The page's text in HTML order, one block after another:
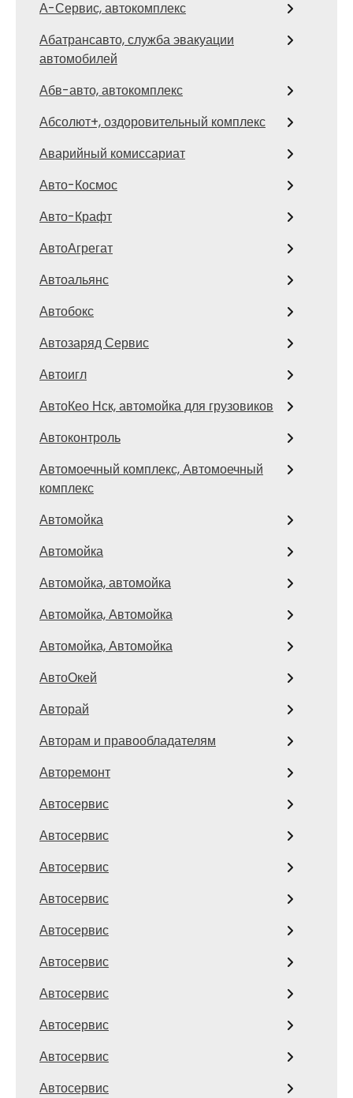
А-Сервис, автокомплекс
Абатрансавто, служба эвакуации
автомобилей
Абв-авто, автокомплекс
Абсолют+, оздоровительный комплекс
Аварийный комиссариат
Авто-Космос
Авто-Крафт
АвтоАгрегат
Автоальянс
Автобокс
Автозаряд Сервис
Автоигл
АвтоКео Нск, автомойка для грузовиков
Автоконтроль
Автомоечный комплекс, Автомоечный
комплекс
Автомойка
Автомойка
Автомойка, автомойка
Автомойка, Автомойка
Автомойка, Автомойка
АвтоОкей
Авторай
Авторам и правообладателям
Авторемонт
Автосервис
Автосервис
Автосервис
Автосервис
Автосервис
Автосервис
Автосервис
Автосервис
Автосервис
Автосервис